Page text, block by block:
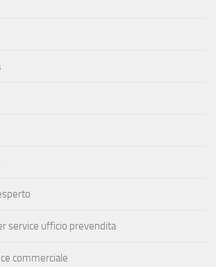
service ufficio prevendita
commerciale